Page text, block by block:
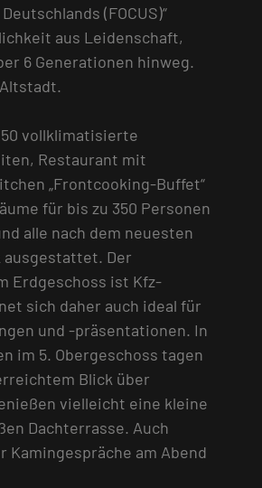
(FOCUS)“
aus Leidenschaft,
6 Generationen hinweg.
vollklimatisierte
Restaurant mit
„Frontcooking-Buffet“
für bis zu 350 Personen
alle nach dem neuesten
ausgestattet. Der
Erdgeschoss ist Kfz-
sich daher auch ideal für
und -präsentationen. In
im 5. Obergeschoss tagen
Blick über
vielleicht eine kleine
Dachterrasse. Auch
Kamingespräche am Abend